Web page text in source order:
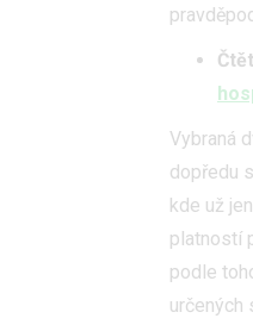
Vybraná
dopředu
kde už
platností
podle
určených